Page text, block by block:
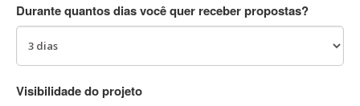
AC3
ACID Pro
Durante quantos dias você quer receber propostas?
Visibilidade do projeto